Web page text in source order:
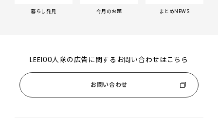
暮らし発見 今月のお題 まとめNEWS
LEE100人隊の広告に関するお問い合わせはこちら
お問い合わせ